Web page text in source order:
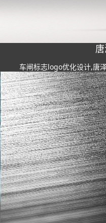
车闸标志logo优化设计,唐